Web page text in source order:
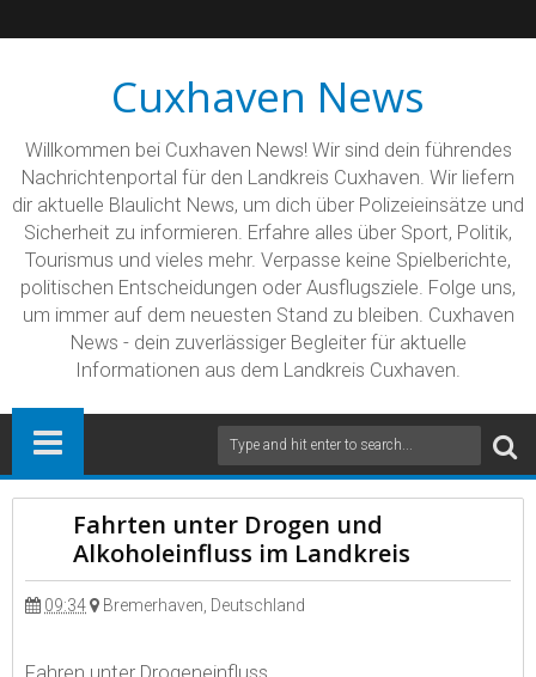
Cuxhaven News
Willkommen bei Cuxhaven News! Wir sind dein führendes
Nachrichtenportal für den Landkreis Cuxhaven. Wir liefern
dir aktuelle Blaulicht News, um dich über Polizeieinsätze und
Sicherheit zu informieren. Erfahre alles über Sport, Politik,
Tourismus und vieles mehr. Verpasse keine Spielberichte,
politischen Entscheidungen oder Ausflugsziele. Folge uns,
um immer auf dem neuesten Stand zu bleiben. Cuxhaven
News - dein zuverlässiger Begleiter für aktuelle
Informationen aus dem Landkreis Cuxhaven.
Fahrten unter Drogen und
Alkoholeinfluss im Landkreis
09:34 Bremerhaven, Deutschland